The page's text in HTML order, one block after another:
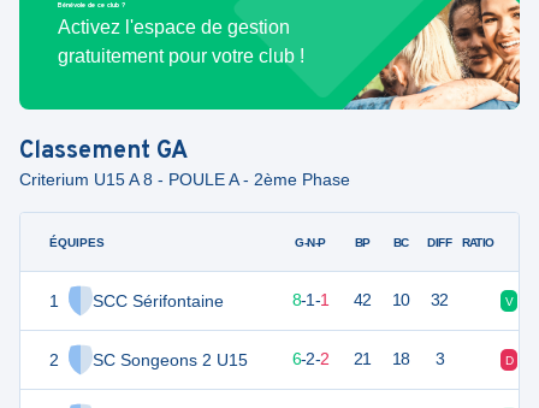
Bénévole de ce club ?
Activez l'espace de gestion
gratuitement pour votre club !
Classement GA
Criterium U15 A 8 - POULE A - 2ème Phase
ÉQUIPES
1 SCC Sérifontaine
2 SC Songeons 2 U15
G-N-P BP BC DIFF RATIO
25 8-1-1 42 10 32 V
20 6-2-2 21 18 3 D